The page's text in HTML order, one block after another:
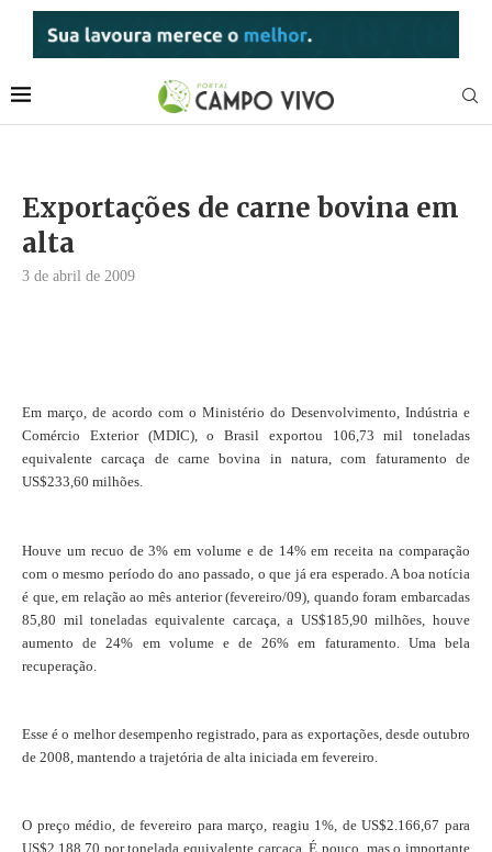
Exportações de carne bovina em
alta
3 de abril de 2009
Em março, de acordo com o Ministério do Desenvolvimento, Indústria e
Comércio Exterior (MDIC), o Brasil exportou 106,73 mil toneladas
equivalente carcaça de carne bovina in natura, com faturamento de
US$233,60 milhões.
Houve um recuo de 3% em volume e de 14% em receita na comparação
com o mesmo período do ano passado, o que já era esperado. A boa notícia
é que, em relação ao mês anterior (fevereiro/09), quando foram embarcadas
85,80 mil toneladas equivalente carcaça, a US$185,90 milhões, houve
aumento de 24% em volume e de 26% em faturamento. Uma bela
recuperação.
Esse é o melhor desempenho registrado, para as exportações, desde outubro
de 2008, mantendo a trajetória de alta iniciada em fevereiro.
O preço médio, de fevereiro para março, reagiu 1%, de US$2.166,67 para
US$2.188,70 por tonelada equivalente carcaça. É pouco, mas o importante